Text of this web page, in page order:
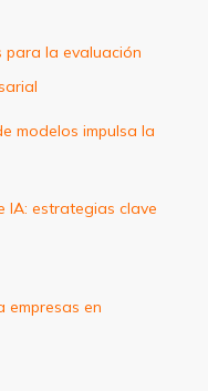
para la evaluación
modelos impulsa la
IA: estrategias clave
empresas en